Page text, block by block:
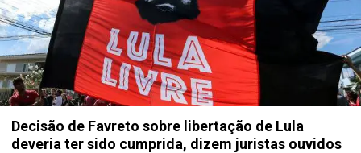
Decisão de Favreto sobre libertação de Lula
deveria ter sido cumprida, dizem juristas ouvidos